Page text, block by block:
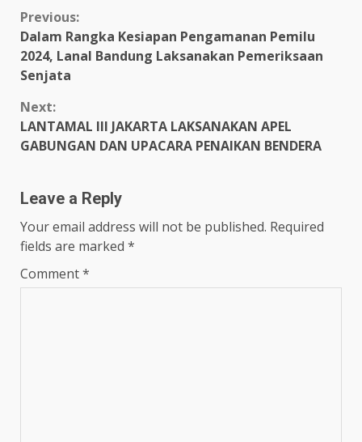
Continue
Reading
Previous:
Dalam Rangka Kesiapan Pengamanan Pemilu
2024, Lanal Bandung Laksanakan Pemeriksaan
Senjata
Next:
LANTAMAL III JAKARTA LAKSANAKAN APEL
GABUNGAN DAN UPACARA PENAIKAN BENDERA
Leave a Reply
Your email address will not be published. Required
fields are marked *
Comment*